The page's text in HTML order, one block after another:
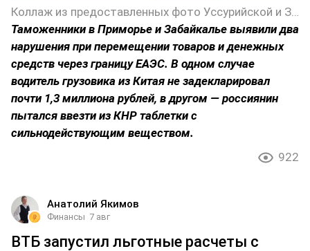
Таможенники в Приморье и Забайкалье выявили два
нарушения при перемещении товаров и денежных
средств через границу ЕАЭС. В одном случае
водитель грузовика из Китая не задекларировал
почти 1,3 миллиона рублей, в другом — россиянин
пытался ввезти из КНР таблетки с
сильнодействующим веществом.
922
Анатолий Якимов
Финансы 7 авг
ВТБ запустил льготные расчеты с